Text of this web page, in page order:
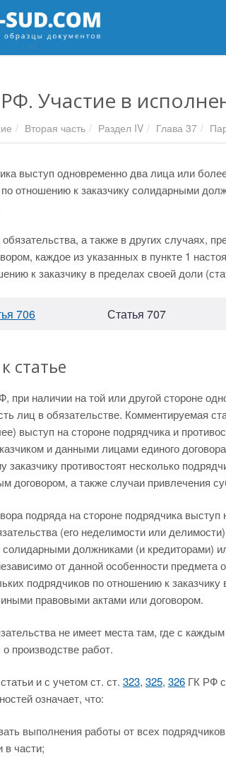
Участие в
Вторая часть Раздел IV Глава 37
выступ одновременно два лица или
отношению к заказчику солидарными
а также в других случаях,
каждое из указанных в пункте 1
к заказчику в пределах своей доли
706 Статья 707
статье
при наличии на той или другой стороне
лиц в обязательстве. Комментируемая
выступ на стороне подрядчика и
и данными лицами единого
заказчику противостоят несколько
договором, а также случаи привлечения
подряда на стороне подрядчика
(его неделимости или
солидарными должниками (и кредиторами)
от данной особенности предмета
подрядчиков по отношению к заказчику
правовыми актами или договором.
не имеет места там, где с
производстве работ.
и с учетом ст. ст. 323, 325, 326 ГК РФ
означает, что:
выполнения работы от всех
в части;